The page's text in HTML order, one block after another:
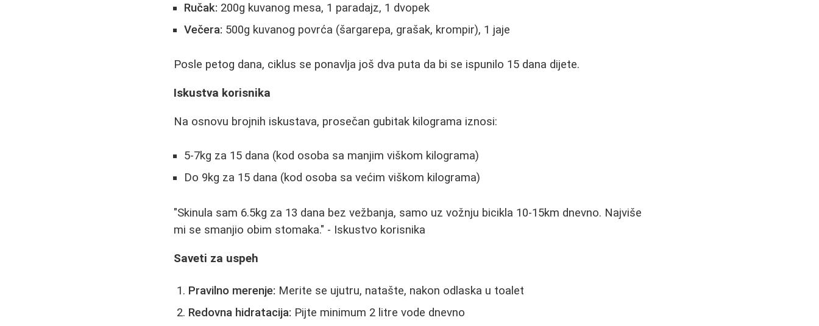
Ručak: 200g kuvanog mesa, 1 paradajz, 1 dvopek
Večera: 500g kuvanog povrća (šargarepa, grašak, krompir), 1 jaje
Posle petog dana, ciklus se ponavlja još dva puta da bi se ispunilo 15 dana dijete.
Iskustva korisnika
Na osnovu brojnih iskustava, prosečan gubitak kilograma iznosi:
5-7kg za 15 dana (kod osoba sa manjim viškom kilograma)
Do 9kg za 15 dana (kod osoba sa većim viškom kilograma)
"Skinula sam 6.5kg za 13 dana bez vežbanja, samo uz vožnju bicikla 10-15km dnevno. Najviše
mi se smanjio obim stomaka." - Iskustvo korisnika
Saveti za uspeh
Pravilno merenje: Merite se ujutru, natašte, nakon odlaska u toalet
Redovna hidratacija: Pijte minimum 2 litre vode dnevno